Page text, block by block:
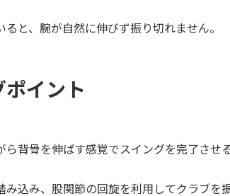
と、腕が自然に伸びず振り切れません。
イント
背骨を伸ばす感覚でスイングを完了させる
込み、股関節の回旋を利用してクラブを振